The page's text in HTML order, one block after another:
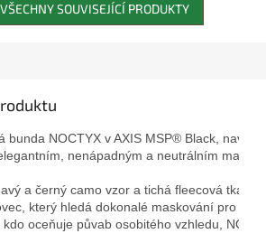
SOUVISEJÍCÍ PRODUKTY
bunda NOCTYX v AXIS MSP® Black,
nenápadným a neutrálním
a černý camo vzor a tichá fleecová
který hledá dokonalé maskování pro
oceňuje půvab osobitého vzhledu,